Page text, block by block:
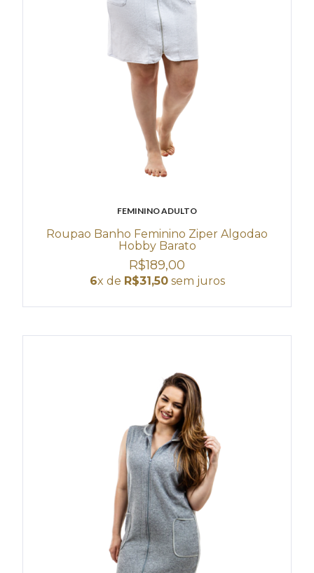
FEMININO ADULTO
Roupao Banho Feminino Ziper Algodao
Hobby Barato
R$189,00
6x de R$31,50sem juros